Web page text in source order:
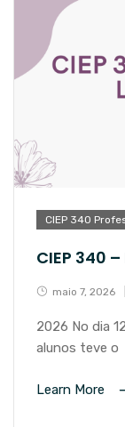
CIEP 340
CIEP 340
maio 7, 2026
2026 No dia
alunos teve o
Learn More